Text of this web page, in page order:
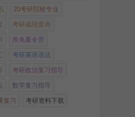
20考研院校专业
考研成绩查询
推免夏令营
考研英语语法
考研政治复习指导
数学复习指导
复习 考研资料下载